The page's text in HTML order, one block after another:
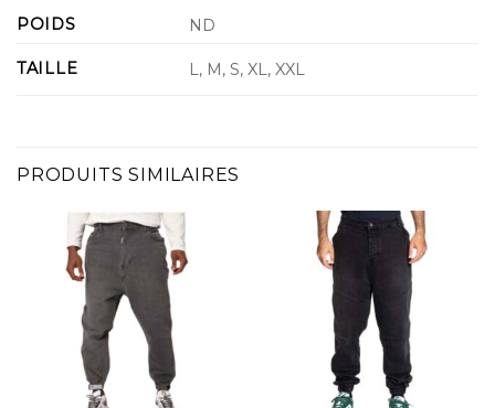
POIDS ND
TAILLE L, M, S, XL, XXL
PRODUITS SIMILAIRES